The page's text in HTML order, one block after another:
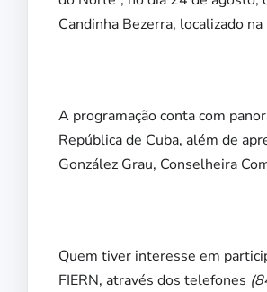
Candinha Bezerra, localizado
A programação conta com
República de Cuba, além de
González Grau, Conselheira
Quem tiver interesse em
FIERN, através dos telefones